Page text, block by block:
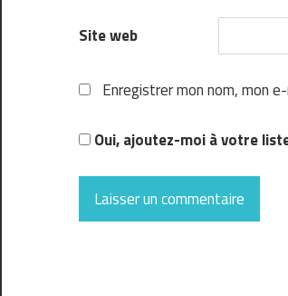
Site web
Enregistrer mon nom, mon
Oui, ajoutez-moi à votre